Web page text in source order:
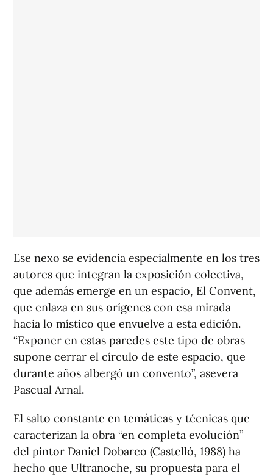
Ese nexo se evidencia especialmente en los tres
autores que integran la exposición colectiva,
que además emerge en un espacio, El Convent,
que enlaza en sus orígenes con esa mirada
hacia lo místico que envuelve a esta edición.
“Exponer en estas paredes este tipo de obras
supone cerrar el círculo de este espacio, que
durante años albergó un convento”, asevera
Pascual Arnal.
El salto constante en temáticas y técnicas que
caracterizan la obra “en completa evolución”
del pintor Daniel Dobarco (Castelló, 1988) ha
hecho que Ultranoche, su propuesta para el